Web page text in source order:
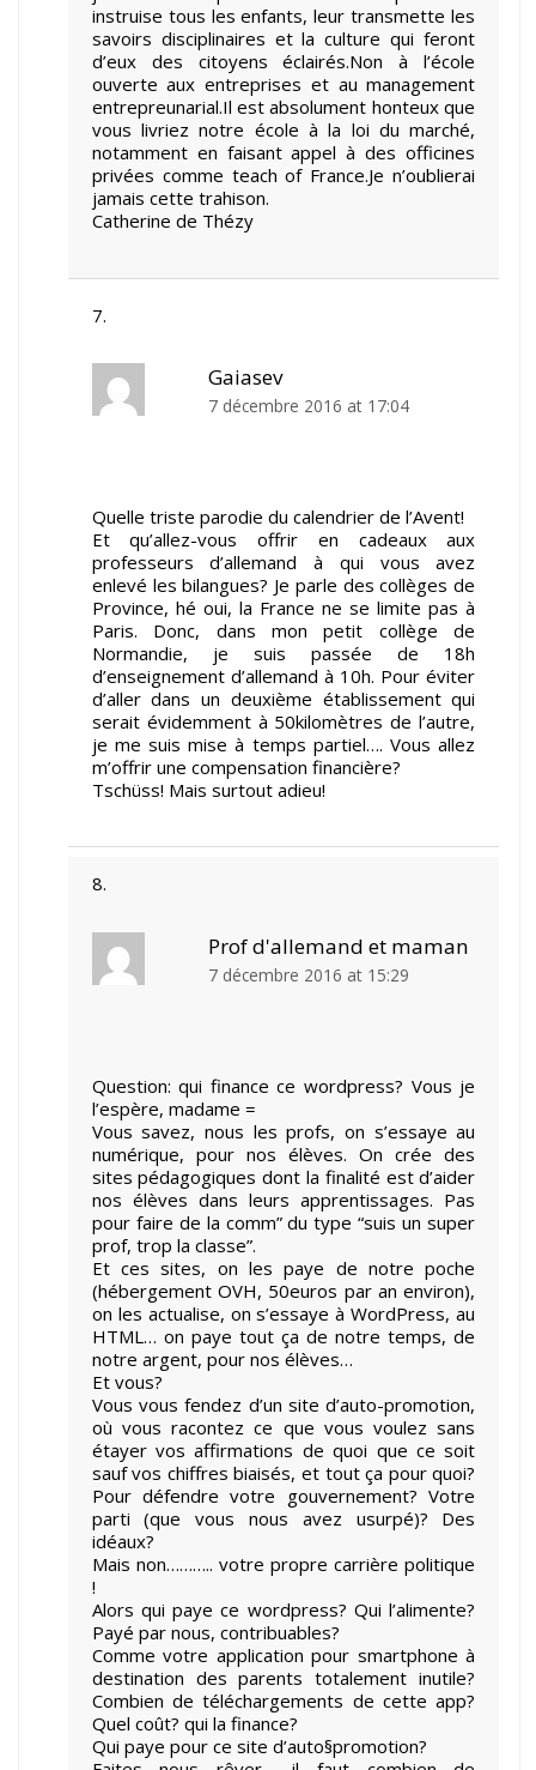
instruise tous les enfants, leur transmette les
savoirs disciplinaires et la culture qui feront
d’eux des citoyens éclairés.Non à l’école
ouverte aux entreprises et au management
entrepreunarial.Il est absolument honteux que
vous livriez notre école à la loi du marché,
notamment en faisant appel à des officines
privées comme teach of France.Je n’oublierai
jamais cette trahison.
Catherine de Thézy
Gaiasev
7 décembre 2016 at 17:04
Quelle triste parodie du calendrier de l’Avent!
Et qu’allez-vous offrir en cadeaux aux
professeurs d’allemand à qui vous avez
enlevé les bilangues? Je parle des collèges de
Province, hé oui, la France ne se limite pas à
Paris. Donc, dans mon petit collège de
Normandie, je suis passée de 18h
d’enseignement d’allemand à 10h. Pour éviter
d’aller dans un deuxième établissement qui
serait évidemment à 50kilomètres de l’autre,
je me suis mise à temps partiel…. Vous allez
m’offrir une compensation financière?
Tschüss! Mais surtout adieu!
Prof d'allemand et maman
7 décembre 2016 at 15:29
Question: qui finance ce wordpress? Vous je
l’espère, madame =
Vous savez, nous les profs, on s’essaye au
numérique, pour nos élèves. On crée des
sites pédagogiques dont la finalité est d’aider
nos élèves dans leurs apprentissages. Pas
pour faire de la comm” du type “suis un super
prof, trop la classe”.
Et ces sites, on les paye de notre poche
(hébergement OVH, 50euros par an environ),
on les actualise, on s’essaye à WordPress, au
HTML… on paye tout ça de notre temps, de
notre argent, pour nos élèves…
Et vous?
Vous vous fendez d’un site d’auto-promotion,
où vous racontez ce que vous voulez sans
étayer vos affirmations de quoi que ce soit
sauf vos chiffres biaisés, et tout ça pour quoi?
Pour défendre votre gouvernement? Votre
parti (que vous nous avez usurpé)? Des
idéaux?
Mais non……….. votre propre carrière politique
!
Alors qui paye ce wordpress? Qui l’alimente?
Payé par nous, contribuables?
Comme votre application pour smartphone à
destination des parents totalement inutile?
Combien de téléchargements de cette app?
Quel coût? qui la finance?
Qui paye pour ce site d’auto§promotion?